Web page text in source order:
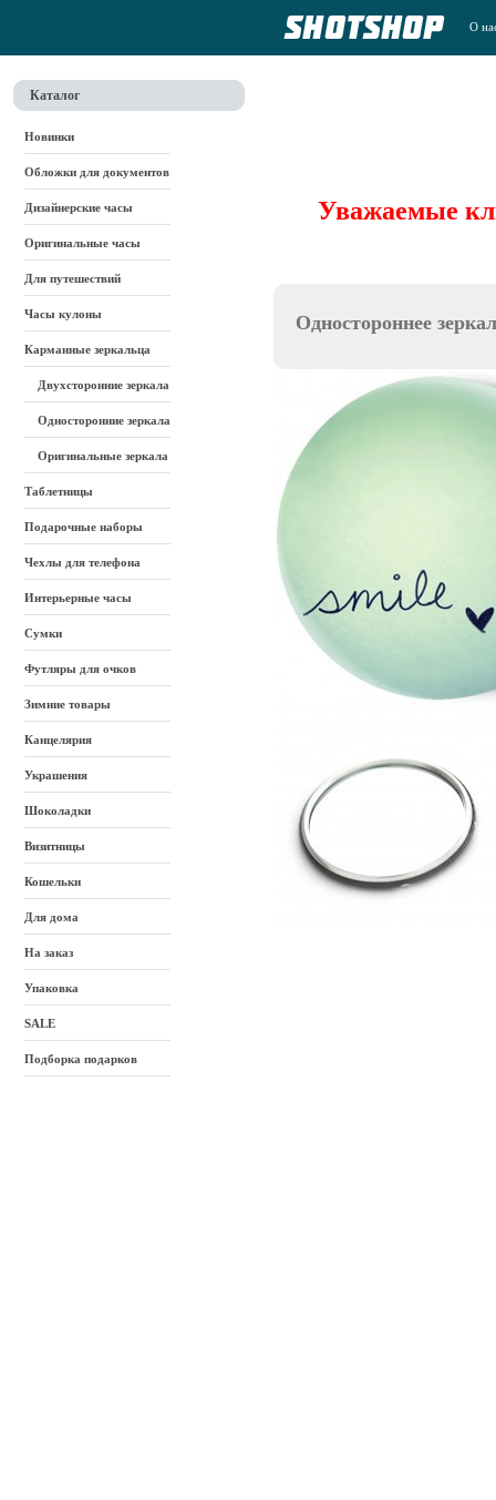
О
Каталог
Новинки
Обложки для документов
Дизайнерские часы
Оригинальные часы
Для путешествий
Часы кулоны
Карманные зеркальца
Двухсторонние зеркала
Односторонние зеркала
Оригинальные зеркала
Таблетницы
Подарочные наборы
Чехлы для телефона
Интерьерные часы
Сумки
Футляры для очков
Зимние товары
Канцелярия
Украшения
Шоколадки
Визитницы
Кошельки
Для дома
На заказ
Упаковка
SALE
Подборка подарков
Уважаемые
Одностороннее